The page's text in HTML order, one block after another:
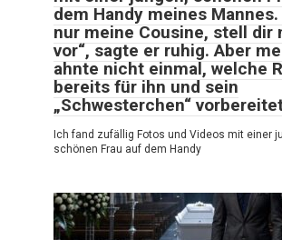
dem Handy meines Mannes.
nur meine Cousine, stell dir
vor“, sagte er ruhig. Aber
ahnte nicht einmal, welche
bereits für ihn und sein
„Schwesterchen“
Ich fand zufällig Fotos und Videos mit einer
schönen Frau auf dem Handy